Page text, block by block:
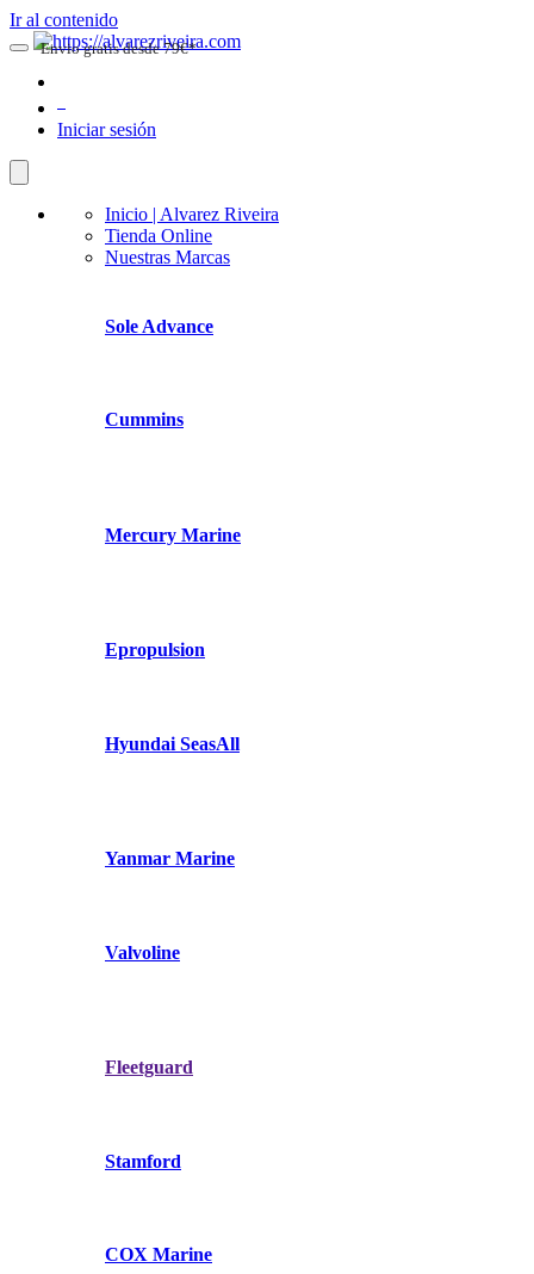
Ir al contenido
Iniciar sesión
Inicio | Alvarez Riveira
Tienda Online
Nuestras Marcas
Sole Advance
Cummins
Mercury Marine
Epropulsion
Hyundai SeasAll
Yanmar Marine
Valvoline
Fleetguard
Stamford
COX Marine
Envio gratis desde 79€*